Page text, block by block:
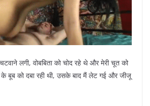
लगी, वोबबिता को चोद रहे थे और मेरी चूत को
के बूब को दबा रही थी, उसके बाद मैं लेट गई और जीजू